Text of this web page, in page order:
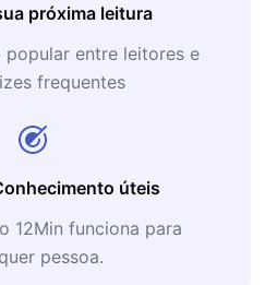
próxima leitura
popular entre leitores e
frequentes
úteis
12Min funciona para
pessoa.